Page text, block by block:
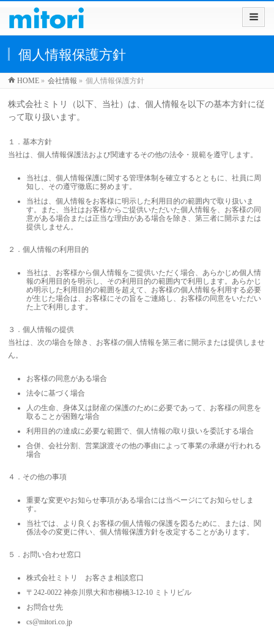
個人情報保護方針
HOME » 会社情報 » 個人情報保護方針
株式会社ミトリ（以下、当社）は、個人情報を以下の基本方針に従
って取り扱います。
１．基本方針
当社は、個人情報保護法および関連するその他の法令・規範を遵守します。
当社は、個人情報保護に関する管理体制を確立するとともに、社員に周
知し、その遵守徹底に努めます。
当社は、個人情報をお客様に明示した利用目的の範囲内で取り扱いま
す。また、当社はお客様からご提供いただいた個人情報を、お客様の同
意がある場合または正当な理由がある場合を除き、第三者に開示または
提供しません。
２．個人情報の利用目的
当社は、お客様から個人情報をご提供いただく場合、あらかじめ個人情
報の利用目的を明示し、その利用目的の範囲内で利用します。あらかじ
め明示した利用目的の範囲を超えて、お客様の個人情報を利用する必要
が生じた場合は、お客様にその旨をご連絡し、お客様の同意をいただい
た上で利用します。
３．個人情報の提供
当社は、次の場合を除き、お客様の個人情報を第三者に開示または提供しませ
ん。
お客様の同意がある場合
法令に基づく場合
人の生命、身体又は財産の保護のために必要であって、お客様の同意を
取ることが困難な場合
利用目的の達成に必要な範囲で、個人情報の取り扱いを委託する場合
合併、会社分割、営業譲渡その他の事由によって事業の承継が行われる
場合
４．その他の事項
重要な変更やお知らせ事項がある場合には当ページにてお知らせしま
す。
当社では、より良くお客様の個人情報の保護を図るために、または、関
係法令の変更に伴い、個人情報保護方針を改定することがあります。
５．お問い合わせ窓口
株式会社ミトリ お客さま相談窓口
〒242-0022 神奈川県大和市柳橋3-12-10 ミトリビル
お問合せ先
cs@mitori.co.jp